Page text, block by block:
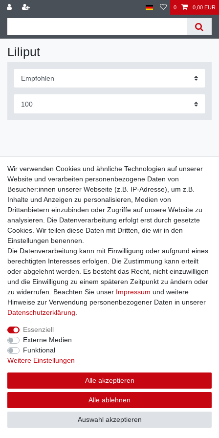
0 0,00 EUR
Liliput
Widerrufs­recht Widerrufs­formular Impressum
Daten­schutz­erklärung AGB
Wir verwenden Cookies und ähnliche Technologien auf unserer
Website und verarbeiten personenbezogene Daten von
Besucher:innen unserer Webseite (z.B. IP-Adresse), um z.B.
Inhalte und Anzeigen zu personalisieren, Medien von
Drittanbietern einzubinden oder Zugriffe auf unsere Website zu
analysieren. Die Datenverarbeitung erfolgt erst durch gesetzte
Cookies. Wir teilen diese Daten mit Dritten, die wir in den
Einstellungen benennen.
Die Datenverarbeitung kann mit Einwilligung oder aufgrund eines
berechtigten Interesses erfolgen. Die Zustimmung kann erteilt
oder abgelehnt werden. Es besteht das Recht, nicht einzuwilligen
und die Einwilligung zu einem späteren Zeitpunkt zu ändern oder
zu widerrufen. Beachten Sie unser Impressum und weitere
Hinweise zur Verwendung personenbezogener Daten in unserer
Daten­schutz­erklärung
Essenziell
Externe Medien
Funktional
Weitere Einstellungen
Alle akzeptieren
Alle ablehnen
Auswahl akzeptieren